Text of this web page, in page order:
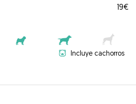
19€
Incluye cachorros